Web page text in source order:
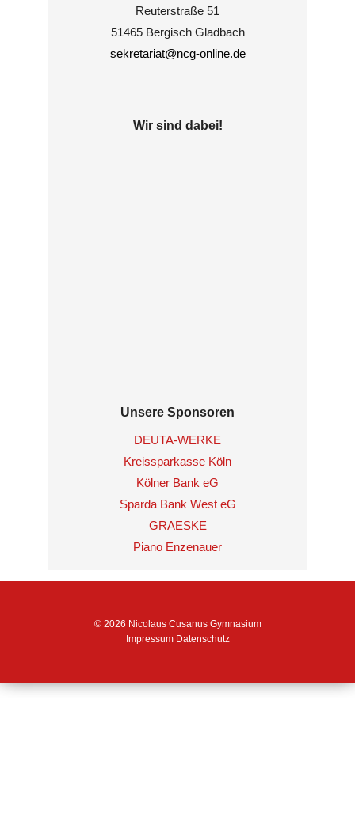
Reuterstraße 51
51465 Bergisch Gladbach
sekretariat@ncg-online.de
Wir sind dabei!
Unsere Sponsoren
DEUTA-WERKE
Kreissparkasse Köln
Kölner Bank eG
Sparda Bank West eG
GRAESKE
Piano Enzenauer
© 2026 Nicolaus Cusanus Gymnasium
Impressum Datenschutz